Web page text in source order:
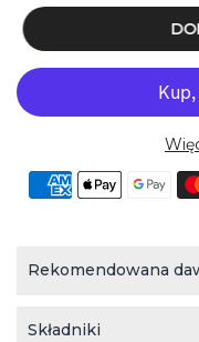
Rekomendowana
Składniki